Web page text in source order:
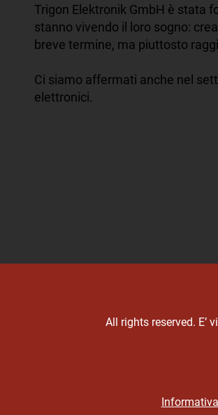
Trigon Elektronik GmbH è stata
stanno vivendo il loro sogno:
breve termine, ma piuttosto
Ci siamo affermati anche nel
elettronici.
All rights reserved. E’